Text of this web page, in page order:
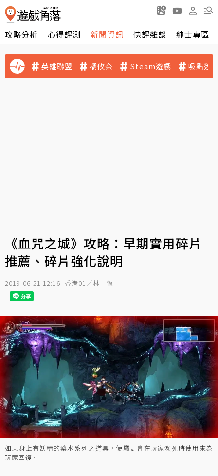
攻略分析 心得評測 新聞資訊 快評雜談 紳士專區
英雄聯盟 橘攸奈 Steam遊戲 吸點迷
《血咒之城》攻略：早期實用碎片
推薦、碎片強化說明
2019-06-21 12:16 香港01／林卓恆
如果身上有妖精的藥水系列之道具，使魔更會在玩家瀕死時使用來為
玩家回復。